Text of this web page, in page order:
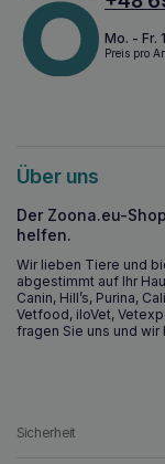
Mo. - Fr.
Preis pro
Über uns
Der Zoona.eu-
helfen.
Wir lieben Tiere und
abgestimmt auf Ihr
Canin, Hill’s, Purina,
Vetfood, iloVet,
fragen Sie uns und
Sicherheit